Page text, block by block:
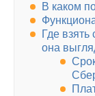
В каком
Где взять
она